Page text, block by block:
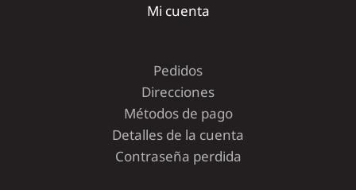
Mi cuenta
Pedidos
Direcciones
Métodos de pago
Detalles de la cuenta
Contraseña perdida